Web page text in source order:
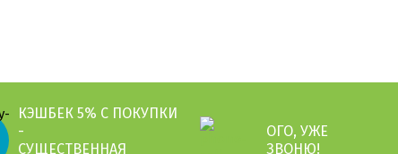
КЭШБЕК 5% С ПОКУПКИ
-
СУЩЕСТВЕННАЯ
ОГО, УЖЕ
ЗВОНЮ!